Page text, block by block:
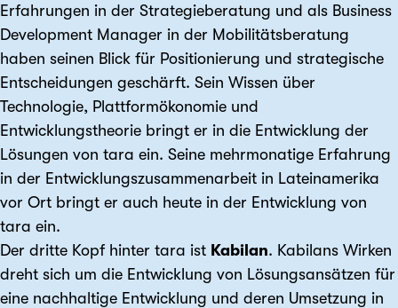
Erfahrungen in der Strategieberatung und als Business
Development Manager in der Mobilitätsberatung
haben seinen Blick für Positionierung und strategische
Entscheidungen geschärft. Sein Wissen über
Technologie, Plattformökonomie und
Entwicklungstheorie bringt er in die Entwicklung der
Lösungen von tara ein. Seine mehrmonatige Erfahrung
in der Entwicklungszusammenarbeit in Lateinamerika
vor Ort bringt er auch heute in der Entwicklung von
tara ein.
Der dritte Kopf hinter tara ist Kabilan. Kabilans Wirken
dreht sich um die Entwicklung von Lösungsansätzen für
eine nachhaltige Entwicklung und deren Umsetzung in